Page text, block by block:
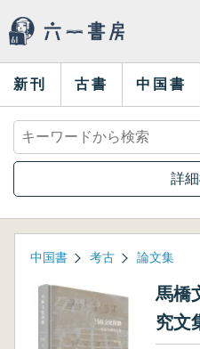
新刊 古書 中国書
詳
中国書 考古 論文集
馬橋
究文